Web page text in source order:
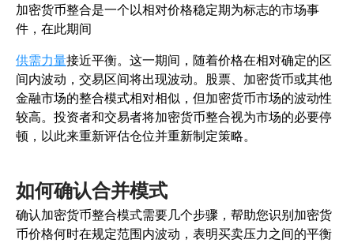
加密货币整合是一个以相对价格稳定期为标志的市场事
件，在此期间
供需力量接近平衡。这一期间，随着价格在相对确定的区
间内波动，交易区间将出现波动。股票、加密货币或其他
金融市场的整合模式相对相似，但加密货币市场的波动性
较高。投资者和交易者将加密货币整合视为市场的必要停
顿，以此来重新评估仓位并重新制定策略。
如何确认合并模式
确认加密货币整合模式需要几个步骤，帮助您识别加密货
币价格何时在规定范围内波动，表明买卖压力之间的平衡